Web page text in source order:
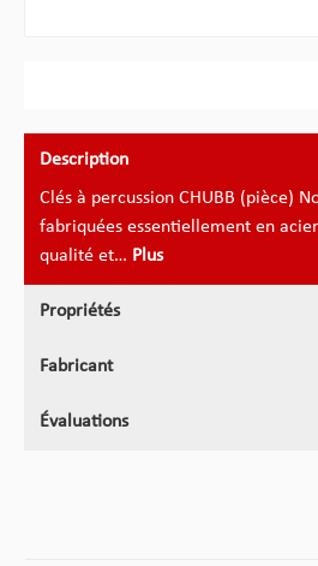
Description
Clés à percussion CHUBB (pièce)
fabriquées essentiellement en
qualité et… Plus
Propriétés
Fabricant
Évaluations